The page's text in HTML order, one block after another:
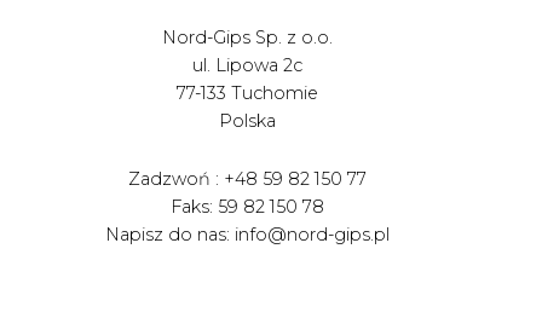
Nord-Gips Sp. z o.o.
ul. Lipowa 2c
77-133 Tuchomie
Polska
Zadzwoń : +48 59 82 150 77
Faks: 59 82 150 78
Napisz do nas: info@nord-gips.pl